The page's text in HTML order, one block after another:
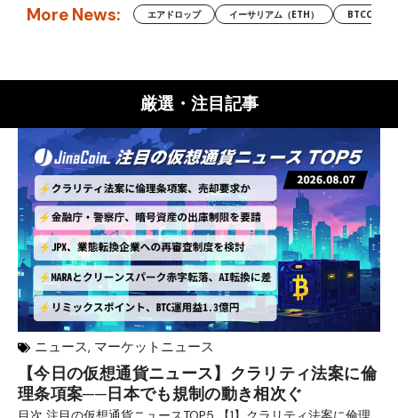
More News: エアドロップ イーサリアム（ETH） BTCC
厳選・注目記事
ニュース, マーケットニュース
【今日の仮想通貨ニュース】クラリティ法案に倫
理条項案──日本でも規制の動き相次ぐ